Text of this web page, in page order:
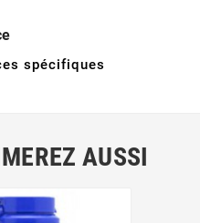
spécifiques
AUSSI